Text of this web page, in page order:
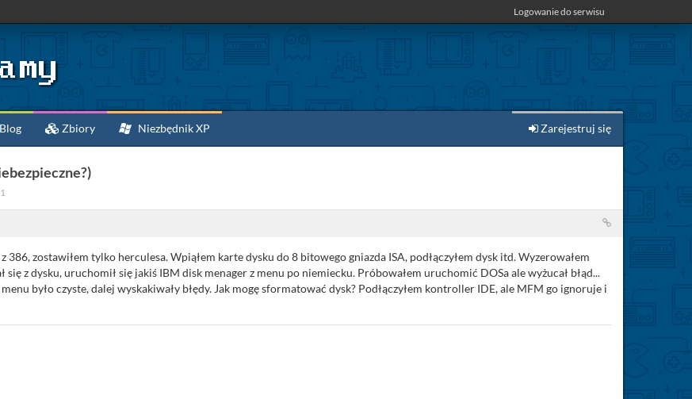
Logowanie do serwisu
Blog Zbiory Niezbędnik XP Zarejestruj się
386, zostawiłem tylko herculesa. Wpiąłem karte dysku do 8 bitowego gniazda ISA, podłączyłem dysk itd. Wyzerowałem
się z dysku, uruchomił się jakiś IBM disk menager z menu po niemiecku. Próbowałem uruchomić DOSa ale wyżucał błąd...
było czyste, dalej wyskakiwały błędy. Jak mogę sformatować dysk? Podłączyłem kontroller IDE, ale MFM go ignoruje i